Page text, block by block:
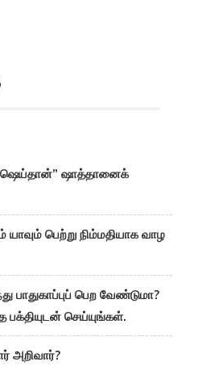
ஷாத்தானைக்
பெற்று நிம்மதியாக வாழ
பாதுகாப்புப் பெற வேண்டுமா?
பக்தியுடன் செய்யுங்கள்.
அறிவார்?